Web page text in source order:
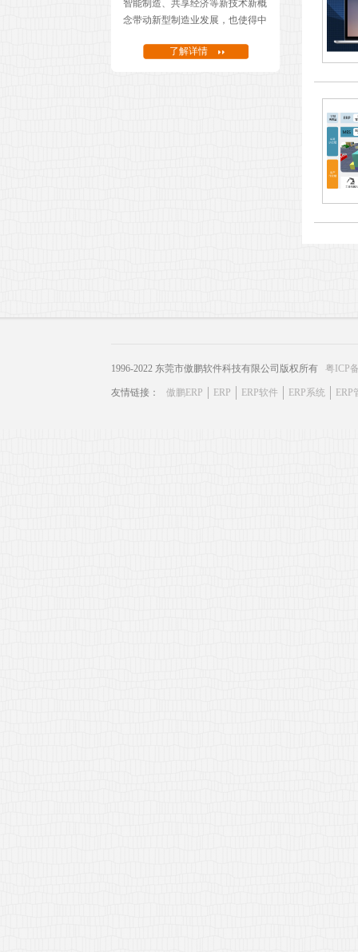
智能制造、共享经济等新技术新概
念带动新型制造业发展，也使得中
智能制造转型，我们可以通过哪些
了解详情
1996-2022 东莞市傲鹏软件科技有限公司版权所有 粤ICP
友情链接： 傲鹏ERP ERP ERP软件 ERP系统